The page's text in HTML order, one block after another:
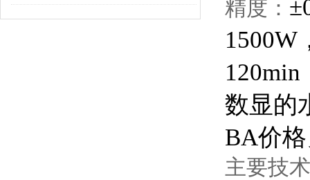
精度：
1500W
120min
数显的
BA价
主要技